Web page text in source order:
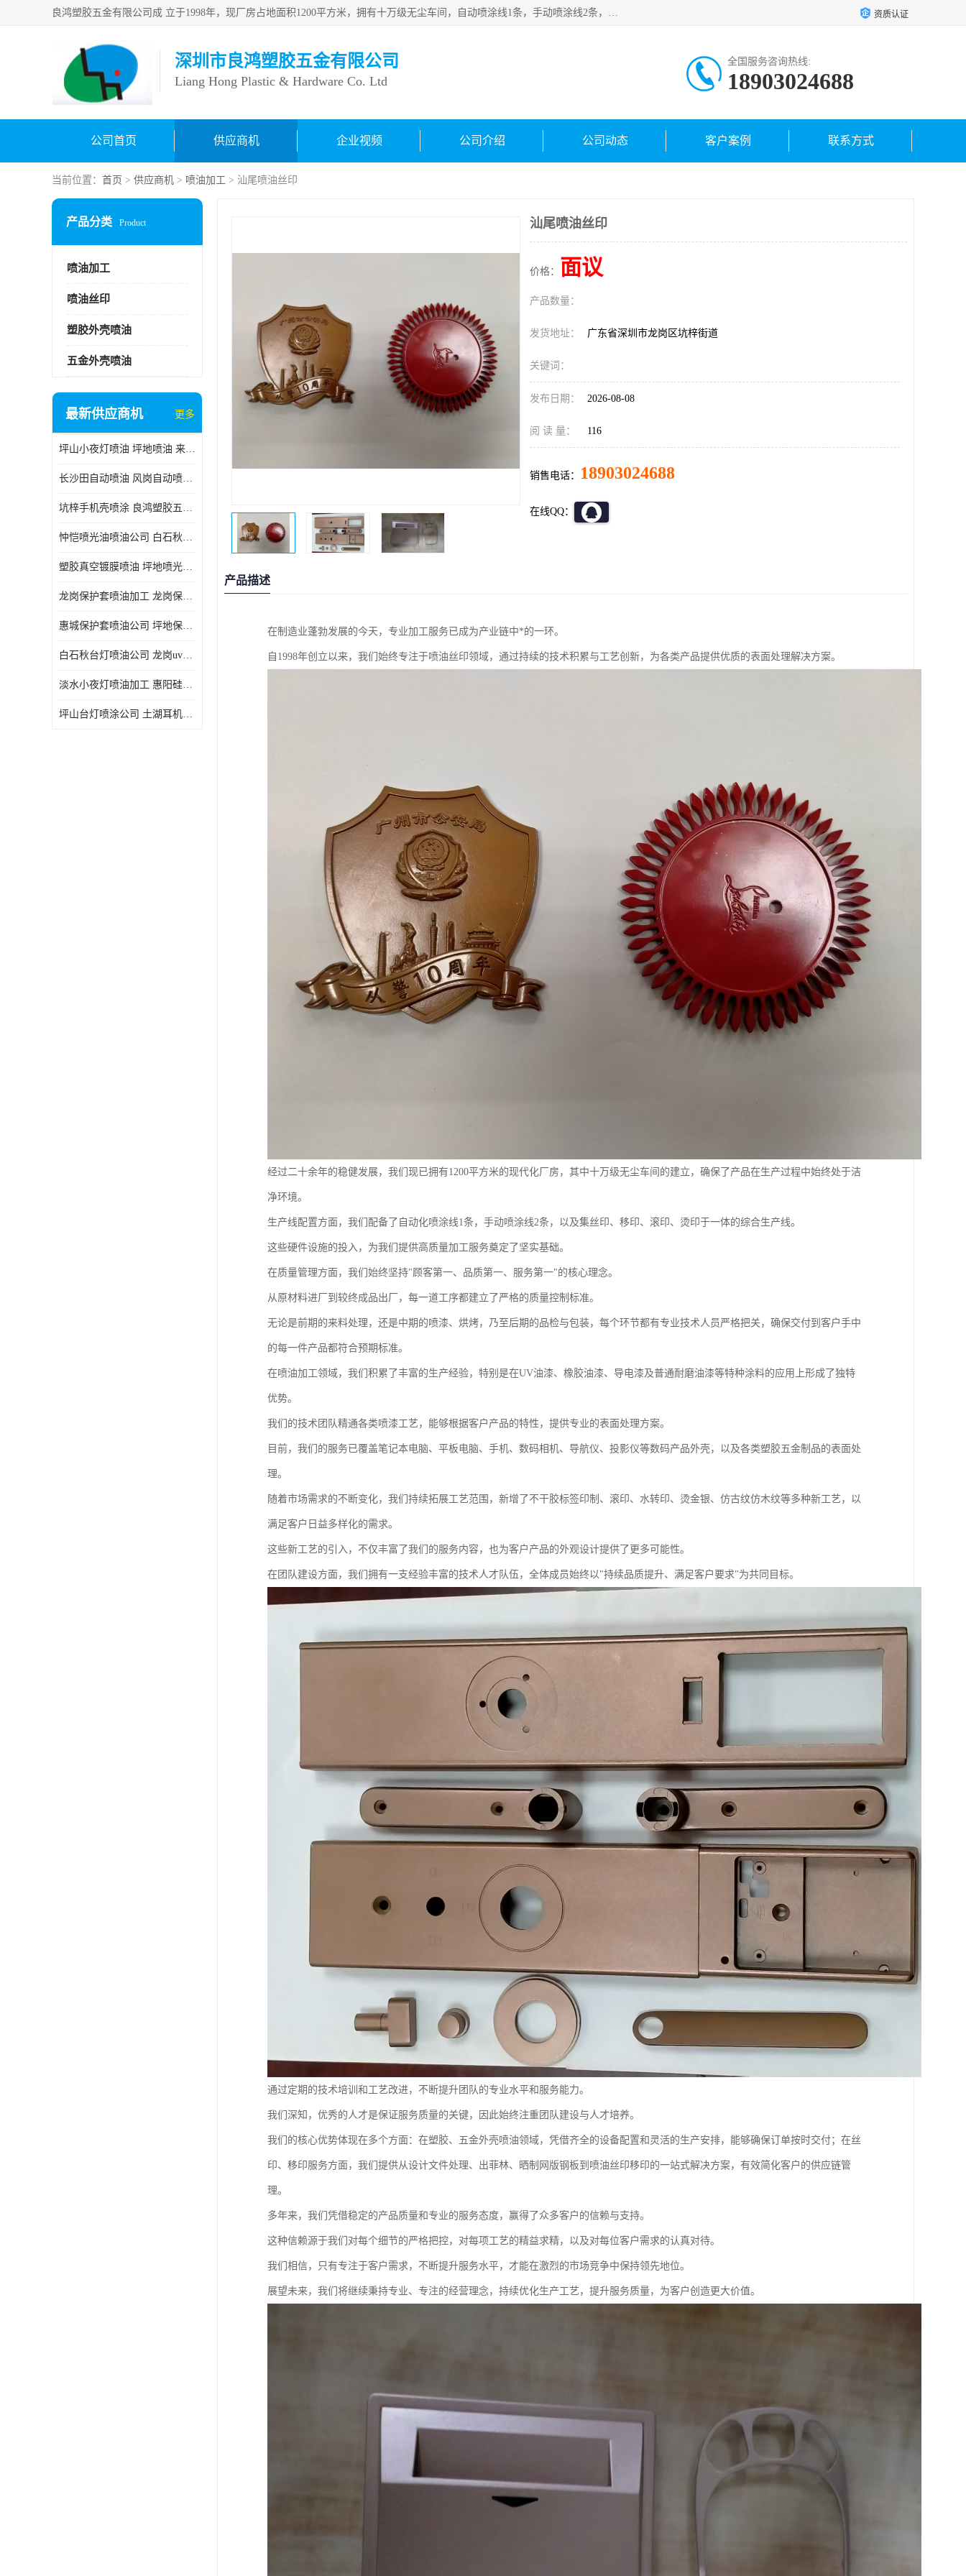
良鸿塑胶五金有限公司成 立于1998年，现厂房占地面积1200平方米，拥有十万级无尘车间，自动喷涂线1条，手动喷涂线2条，丝印移印滚印烫印拉线1条，本公司自建厂以来一直 以“顾客、品质、服务三个第一”为原则，从来货到处理、喷漆、烘烤、品检、包装等每一道工序都严格把持质量关，竭诚为广大朋友、客户服务。现如今已深得广 大客户信赖。 资质认证
深圳市良鸿塑胶五金有限公司
Liang Hong Plastic & Hardware Co. Ltd
全国服务咨询热线:
18903024688
公司首页 供应商机 企业视频 公司介绍 公司动态 客户案例 联系方式
当前位置： 首页 > 供应商机 > 喷油加工 > 汕尾喷油丝印
产品分类 Product
喷油加工
喷油丝印
塑胶外壳喷油
五金外壳喷油
最新供应商机 更多
坪山小夜灯喷油 坪地喷油 来样订做
长沙田自动喷油 风岗自动喷涂 良鸿塑胶五金
坑梓手机壳喷涂 良鸿塑胶五金 坪地小夜灯喷涂公司
忡恺喷光油喷油公司 白石秋蓝牙喷涂
塑胶真空镀膜喷油 坪地喷光油喷油
龙岗保护套喷油加工 龙岗保护套喷油
惠城保护套喷油公司 坪地保护套喷油 良鸿塑胶五金
白石秋台灯喷油公司 龙岗uv喷油 良鸿塑胶五金
淡水小夜灯喷油加工 惠阳硅胶喷油 良鸿塑胶五金
坪山台灯喷涂公司 土湖耳机喷涂 加工定制
汕尾喷油丝印
价格： 面议
产品数量：
发货地址： 广东省深圳市龙岗区坑梓街道
关键词：
发布日期： 2026-08-08
阅 读 量： 116
销售电话： 18903024688
在线QQ：
产品描述
在制造业蓬勃发展的今天，专业加工服务已成为产业链中*的一环。
自1998年创立以来，我们始终专注于喷油丝印领域，通过持续的技术积累与工艺创新，为各类产品提供优质的表面处理解决方案。
经过二十余年的稳健发展，我们现已拥有1200平方米的现代化厂房，其中十万级无尘车间的建立，确保了产品在生产过程中始终处于洁
净环境。
生产线配置方面，我们配备了自动化喷涂线1条，手动喷涂线2条，以及集丝印、移印、滚印、烫印于一体的综合生产线。
这些硬件设施的投入，为我们提供高质量加工服务奠定了坚实基础。
在质量管理方面，我们始终坚持"顾客第一、品质第一、服务第一"的核心理念。
从原材料进厂到较终成品出厂，每一道工序都建立了严格的质量控制标准。
无论是前期的来料处理，还是中期的喷漆、烘烤，乃至后期的品检与包装，每个环节都有专业技术人员严格把关，确保交付到客户手中
的每一件产品都符合预期标准。
在喷油加工领域，我们积累了丰富的生产经验，特别是在UV油漆、橡胶油漆、导电漆及普通耐磨油漆等特种涂料的应用上形成了独特
优势。
我们的技术团队精通各类喷漆工艺，能够根据客户产品的特性，提供专业的表面处理方案。
目前，我们的服务已覆盖笔记本电脑、平板电脑、手机、数码相机、导航仪、投影仪等数码产品外壳，以及各类塑胶五金制品的表面处
理。
随着市场需求的不断变化，我们持续拓展工艺范围，新增了不干胶标签印制、滚印、水转印、烫金银、仿古纹仿木纹等多种新工艺，以
满足客户日益多样化的需求。
这些新工艺的引入，不仅丰富了我们的服务内容，也为客户产品的外观设计提供了更多可能性。
在团队建设方面，我们拥有一支经验丰富的技术人才队伍，全体成员始终以"持续品质提升、满足客户要求"为共同目标。
通过定期的技术培训和工艺改进，不断提升团队的专业水平和服务能力。
我们深知，优秀的人才是保证服务质量的关键，因此始终注重团队建设与人才培养。
我们的核心优势体现在多个方面：在塑胶、五金外壳喷油领域，凭借齐全的设备配置和灵活的生产安排，能够确保订单按时交付；在丝
印、移印服务方面，我们提供从设计文件处理、出菲林、晒制网版钢板到喷油丝印移印的一站式解决方案，有效简化客户的供应链管
理。
多年来，我们凭借稳定的产品质量和专业的服务态度，赢得了众多客户的信赖与支持。
这种信赖源于我们对每个细节的严格把控，对每项工艺的精益求精，以及对每位客户需求的认真对待。
我们相信，只有专注于客户需求，不断提升服务水平，才能在激烈的市场竞争中保持领先地位。
展望未来，我们将继续秉持专业、专注的经营理念，持续优化生产工艺，提升服务质量，为客户创造更大价值。